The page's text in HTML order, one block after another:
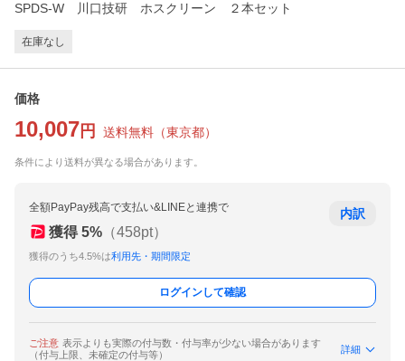
SPDS-W 川口技研 ホスクリーン ２本セット
在庫なし
価格
10,007 円 送料無料 （東京都）
条件により送料が異なる場合があります。
全額PayPay残高で支払い&LINEと連携で
獲得 5% （458pt）
獲得のうち4.5%は利用先・期間限定
内訳
ログインして確認
ご注意 表示よりも実際の付与数・付与率が少ない場合があります
（付与上限、未確定の付与等）
詳細